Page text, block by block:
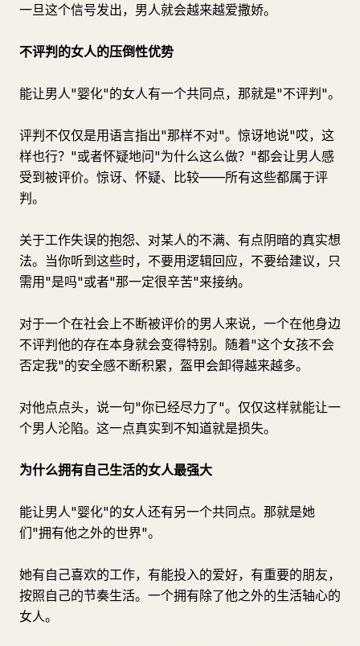
一旦这个信号发出，男人就会越来越爱撒娇。
不评判的女人的压倒性优势
能让男人"婴化"的女人有一个共同点，那就是"不评判"。
评判不仅仅是用语言指出"那样不对"。惊讶地说"哎，这
样也行？"或者怀疑地问"为什么这么做？"都会让男人感
受到被评价。惊讶、怀疑、比较——所有这些都属于评
判。
关于工作失误的抱怨、对某人的不满、有点阴暗的真实想
法。当你听到这些时，不要用逻辑回应，不要给建议，只
需用"是吗"或者"那一定很辛苦"来接纳。
对于一个在社会上不断被评价的男人来说，一个在他身边
不评判他的存在本身就会变得特别。随着"这个女孩不会
否定我"的安全感不断积累，盔甲会卸得越来越多。
对他点点头，说一句"你已经尽力了"。仅仅这样就能让一
个男人沦陷。这一点真实到不知道就是损失。
为什么拥有自己生活的女人最强大
能让男人"婴化"的女人还有另一个共同点。那就是她
们"拥有他之外的世界"。
她有自己喜欢的工作，有能投入的爱好，有重要的朋友，
按照自己的节奏生活。一个拥有除了他之外的生活轴心的
女人。